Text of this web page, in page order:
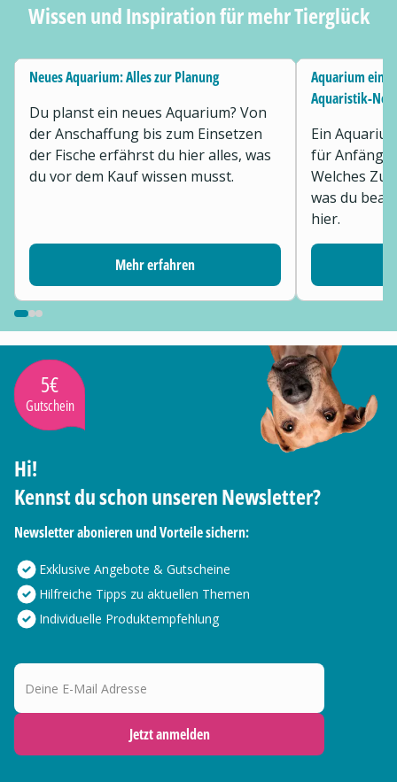
Wissen und Inspiration für mehr Tierglück
Neues Aquarium: Alles zur Planung
Du planst ein neues Aquarium? Von
der Anschaffung bis zum Einsetzen
der Fische erfährst du hier alles, was
du vor dem Kauf wissen musst.
Mehr erfahren
Aquarium
Aquaristik-
Ein
für
Welches
was du
hier.
5€
Gutschein
Hi!
Kennst du schon unseren Newsletter?
Newsletter abonieren und Vorteile sichern:
Exklusive Angebote & Gutscheine
Hilfreiche Tipps zu aktuellen Themen
Individuelle Produktempfehlung
Deine E-Mail Adresse
Jetzt anmelden